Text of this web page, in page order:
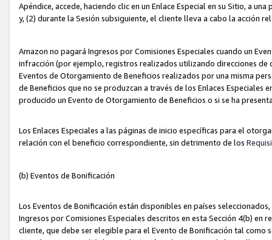
Apéndice, accede, haciendo clic en un Enlace Especial en su Sitio, a
y, (2) durante la Sesión subsiguiente, el cliente lleva a cabo la acción
Amazon no pagará Ingresos por Comisiones Especiales cuando un
infracción (por ejemplo, registros realizados utilizando direcciones
Eventos de Otorgamiento de Beneficios realizados por una misma
de Beneficios que no se produzcan a través de los Enlaces Especiales
producido un Evento de Otorgamiento de Beneficios o si se ha
Los Enlaces Especiales a las páginas de inicio específicas para el
relación con el beneficio correspondiente, sin detrimento de los
(b) Eventos de Bonificación
Los Eventos de Bonificación están disponibles en países
Ingresos por Comisiones Especiales descritos en esta Sección 4(b) en
cliente, que debe ser elegible para el Evento de Bonificación tal como